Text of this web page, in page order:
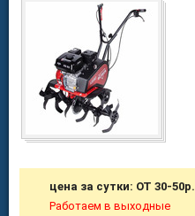
цена за сутки: ОТ 30-50р.
Работаем в выходные